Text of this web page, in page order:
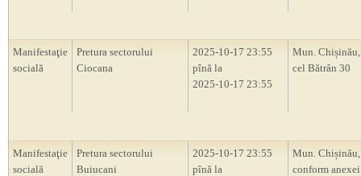
Manifestaţie
socială
Pretura sectorului
Ciocana
2025-10-17 23:55
pînă la
2025-10-17 23:55
Mun.
cel Bătrân 30
Manifestaţie
socială
Pretura sectorului
Buiucani
2025-10-17 23:55
pînă la
Mun.
conform anexei